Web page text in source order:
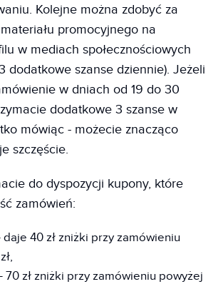
Kolejne można zdobyć za
promocyjnego na
w mediach społecznościowych
dodatkowe szanse dziennie). Jeżeli
w dniach od 19 do 30
dodatkowe 3 szanse w
mówiąc - możecie znacząco
szczęście.
do dyspozycji kupony, które
zamówień:
daje 40 zł zniżki przy zamówieniu
- 70 zł zniżki przy zamówieniu powyżej